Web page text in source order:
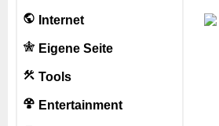
Internet
Eigene Seite
Tools
Entertainment